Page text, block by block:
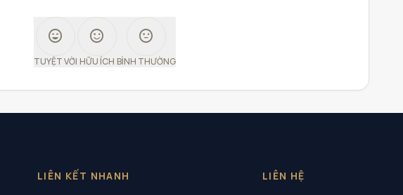
sentiment_very_satisfied
TUYỆT VỜI
sentiment_satisfied
HỮU ÍCH
sentiment_neutral
BÌNH THƯỜNG
LIÊN KẾT NHANH LIÊN HỆ